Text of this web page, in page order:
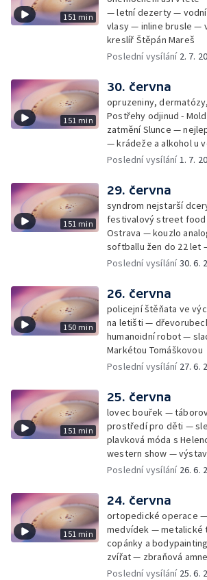
151 min
— letní dezerty —
vlasy — inline brusle —
kreslíř Štěpán Mareš
Poslední vysílání 2. 7.
151 min
30. června
opruzeniny,
Postřehy odjinud -
zatmění Slunce —
— krádeže a alkohol u
Cmorik
Poslední vysílání1. 7.
151 min
29. června
syndrom nejstarší
festivalový street
Ostrava — kouzlo
softballu žen do 22 let
úsporám — Global
Poslední vysílání30. 6.
150 min
26. června
policejní štěňata ve
na letišti —
humanoidní robot —
Markétou Tomáškovou
Poslední vysílání 27. 6.
151 min
25. června
lovec bouřek —
prostředí pro děti —
plavková móda s
western show —
mladý lezecký fenomén
Poslední vysílání 26. 6.
151 min
24. června
ortopedické operace
medvídek — metalické
copánky a
zvířat — zbraňová
mikrofotografií rostlin —
Poslední vysílání 25. 6.